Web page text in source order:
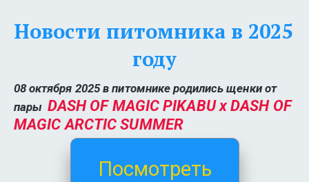
Новости питомника в 2025
году
08 октября 2025 в питомнике родились щенки от
пары DASH OF MAGIC PIKABU x DASH OF
MAGIC ARCTIC SUMMER
Посмотреть